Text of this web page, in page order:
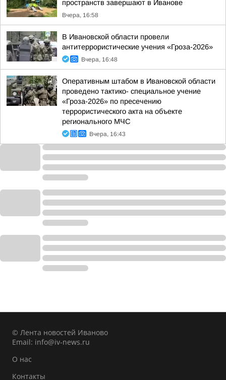
пространств завершают в Иванове
Вчера, 16:58
В Ивановской области провели
антитеррористические учения «Гроза-2026»
Вчера, 16:48
Оперативным штабом в Ивановской области
проведено тактико- специальное учение
«Гроза-2026» по пресечению
террористического акта на объекте
регионального МЧС
Вчера, 16:43
© Лента новостей Иваново
Email: info@iv-news.ru
О нас
Контакты